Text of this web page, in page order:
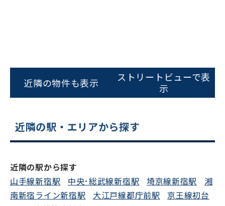
近隣の物件も表示
ストリートビューで表
示
近隣の駅・エリアから探す
近隣の駅から探す
山手線新宿駅
中央･総武線新宿駅 埼京線新宿駅
湘
南新宿ライン新宿駅
大江戸線都庁前駅
京王線初台